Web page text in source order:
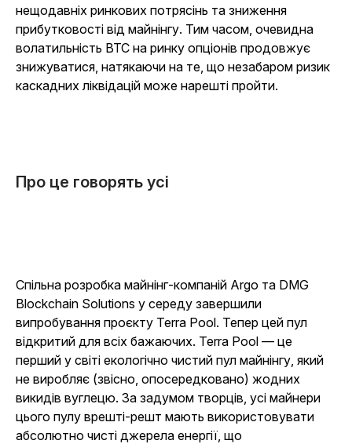
нещодавніх ринкових потрясінь та зниження
прибутковості від майнінгу. Тим часом, очевидна
волатильність BTC на ринку опціонів продовжує
знижуватися, натякаючи на те, що незабаром ризик
каскадних ліквідацій може нарешті пройти.
Про це говорять усі
Спільна розробка майнінг-компаній Argo та DMG
Blockchain Solutions у середу завершили
випробування проєкту Terra Pool. Тепер цей пул
відкритий для всіх бажаючих. Terra Pool — це
перший у світі екологічно чистий пул майнінгу, який
не виробляє (звісно, опосередковано) жодних
викидів вуглецю. За задумом творців, усі майнери
цього пулу врешті-решт мають використовувати
абсолютно чисті джерела енергії, що